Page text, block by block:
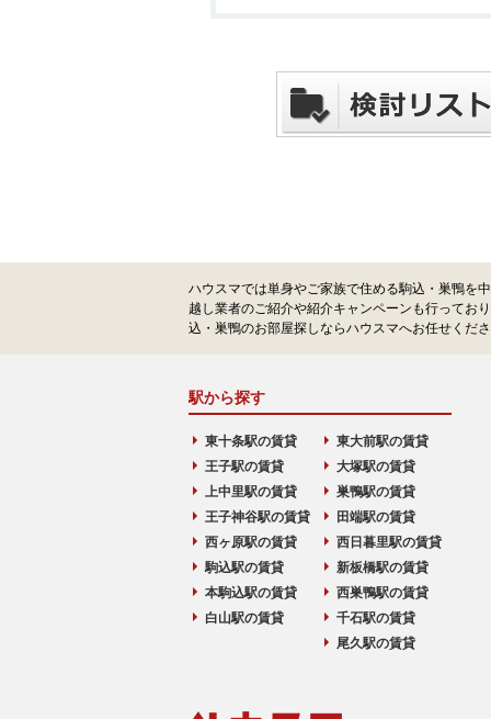
ハウスマでは単身やご家族で住める駒込・巣鴨を
越し業者のご紹介や紹介キャンペーンも行ってお
込・巣鴨のお部屋探しならハウスマへお任せくだ
駅から探す
東十条駅の賃貸
王子駅の賃貸
上中里駅の賃貸
王子神谷駅の賃貸
西ヶ原駅の賃貸
駒込駅の賃貸
本駒込駅の賃貸
白山駅の賃貸
東大前駅の賃貸
大塚駅の賃貸
巣鴨駅の賃貸
田端駅の賃貸
西日暮里駅の賃貸
新板橋駅の賃貸
西巣鴨駅の賃貸
千石駅の賃貸
尾久駅の賃貸